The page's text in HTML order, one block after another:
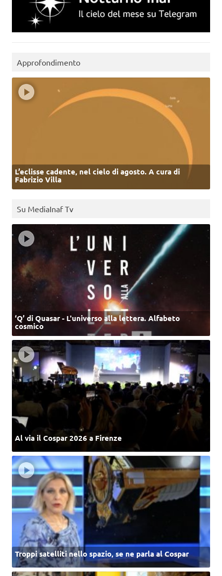
Approfondimento
L’eclisse cadente, nel cielo di agosto. A cura di
Fabrizio Villa
Su MediaInaf Tv
‘Q’ di Quasar - L'universo alla lettera. Alfabeto
cosmico
Al via il Cospar 2026 a Firenze
Troppi satelliti nello spazio, se ne parla al Cospar